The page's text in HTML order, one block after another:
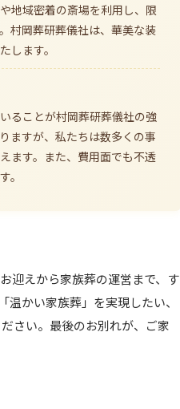
地域密着の斎場を利用し、限
村岡葬研葬儀社は、華美な装
します。
ることが村岡葬研葬儀社の強
ますが、私たちは数多くの事
ます。また、費用面でも不透
。
迎えから家族葬の運営まで、す
かい家族葬」を実現したい、
さい。最後のお別れが、ご家